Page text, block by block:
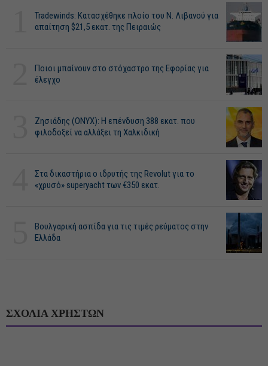
Tradewinds: Κατασχέθηκε πλοίο του Ν. Λιβανού για
απαίτηση $21,5 εκατ. της Πειραιώς
Ποιοι μπαίνουν στο στόχαστρο της Εφορίας για
έλεγχο
Ζησιάδης (ONYX): Η επένδυση 388 εκατ. που
φιλοδοξεί να αλλάξει τη Χαλκιδική
Στα δικαστήρια ο ιδρυτής της Revolut για το
«χρυσό» superyacht των €350 εκατ.
Βουλγαρική ασπίδα για τις τιμές ρεύματος στην
Ελλάδα
ΣΧΟΛΙΑ ΧΡΗΣΤΩΝ